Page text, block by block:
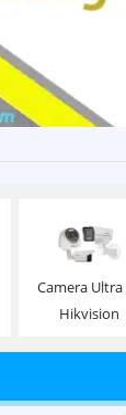
Camera Ultra
Hikvision